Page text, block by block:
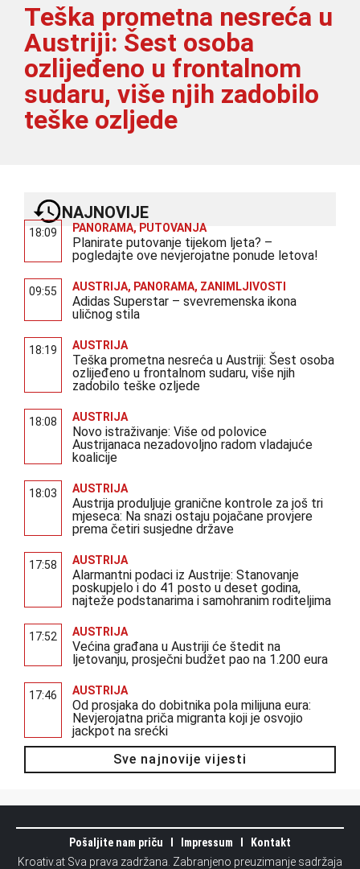
Teška prometna nesreća u
Austriji: Šest osoba
ozlijeđeno u frontalnom
sudaru, više njih zadobilo
teške ozljede
NAJNOVIJE
18:09 PANORAMA, PUTOVANJA
Planirate putovanje tijekom ljeta? –
pogledajte ove nevjerojatne ponude letova!
09:55 AUSTRIJA, PANORAMA, ZANIMLJIVOSTI
Adidas Superstar – svevremenska ikona
uličnog stila
18:19 AUSTRIJA
Teška prometna nesreća u Austriji: Šest osoba
ozlijeđeno u frontalnom sudaru, više njih
zadobilo teške ozljede
18:08 AUSTRIJA
Novo istraživanje: Više od polovice
Austrijanaca nezadovoljno radom vladajuće
koalicije
18:03 AUSTRIJA
Austrija produljuje granične kontrole za još tri
mjeseca: Na snazi ostaju pojačane provjere
prema četiri susjedne države
17:58 AUSTRIJA
Alarmantni podaci iz Austrije: Stanovanje
poskupjelo i do 41 posto u deset godina,
najteže podstanarima i samohranim roditeljima
17:52 AUSTRIJA
Većina građana u Austriji će štedit na
ljetovanju, prosječni budžet pao na 1.200 eura
17:46 AUSTRIJA
Od prosjaka do dobitnika pola milijuna eura:
Nevjerojatna priča migranta koji je osvojio
jackpot na srećki
Sve najnovije vijesti
Pošaljite nam priču Impressum
Kontakt
Kroativ.at Sva prava zadržana. Zabranjeno preuzimanje sadržaja